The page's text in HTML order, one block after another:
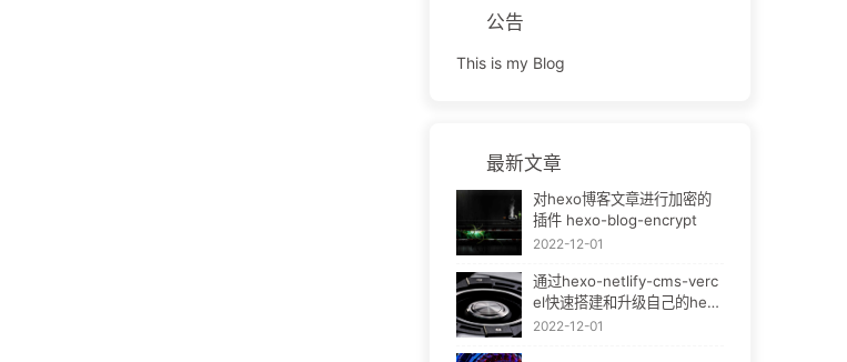
公告
This is my Blog
最新文章
对hexo博客文章进行加密的
插件 hexo-blog-encrypt
2022-12-01
通过hexo-netlify-cms-verc
el快速搭建和升级自己的hexo
bok
2022-12-01